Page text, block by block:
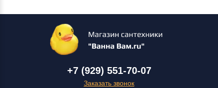
+7 (929) 551-70-07
Заказать звонок